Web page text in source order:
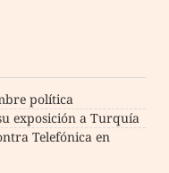
política
exposición a Turquía
Telefónica en